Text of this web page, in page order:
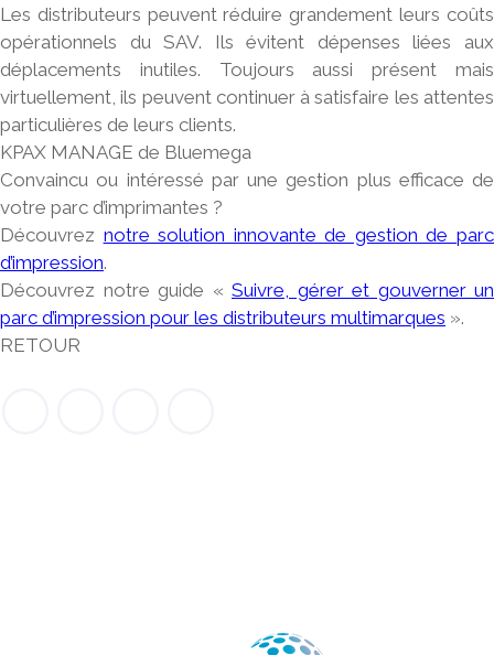
Les distributeurs peuvent réduire grandement leurs coûts
opérationnels du SAV. Ils évitent dépenses liées aux
déplacements inutiles. Toujours aussi présent mais
virtuellement, ils peuvent continuer à satisfaire les attentes
particulières de leurs clients.
KPAX MANAGE de Bluemega
Convaincu ou intéressé par une gestion plus efficace de
votre parc d’imprimantes ?
Découvrez notre solution innovante de gestion de parc
d’impression.
Découvrez notre guide « Suivre, gérer et gouverner un
parc d’impression pour les distributeurs multimarques ».
RETOUR